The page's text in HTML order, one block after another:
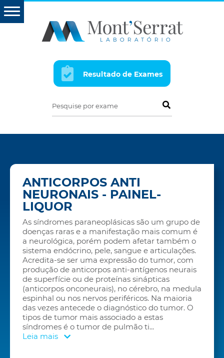
Resultado de Exames
Pesquise por exame
ANTICORPOS ANTI
NEURONAIS - PAINEL-
LIQUOR
As síndromes paraneoplásicas são um grupo de
doenças raras e a manifestação mais comum é
a neurológica, porém podem afetar também o
sistema endócrino, pele, sangue e articulações.
Acredita-se ser uma expressão do tumor, com
produção de anticorpos anti-antígenos neurais
de superfície ou de proteínas sinápticas
(anticorpos onconeurais), no cérebro, na medula
espinhal ou nos nervos periféricos. Na maioria
das vezes antecede o diagnóstico do tumor. O
tipos de tumor mais associado a estas
síndromes é o tumor de pulmão ti...
Leia mais